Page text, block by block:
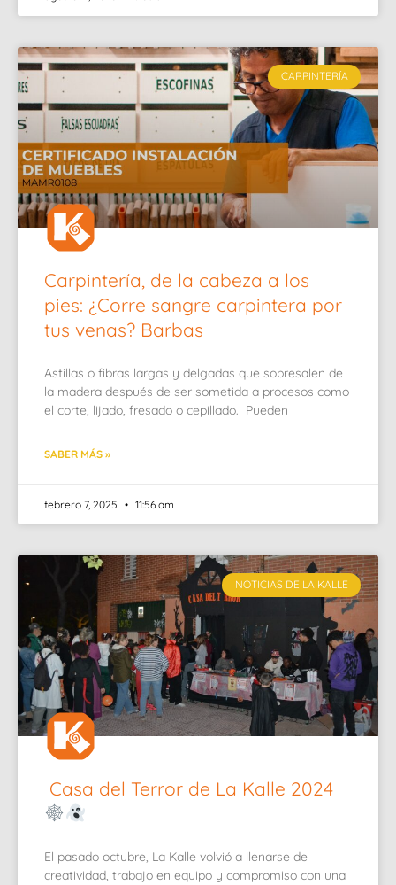
CARPINTERÍA
Carpintería, de la cabeza a los
pies: ¿Corre sangre carpintera por
tus venas? Barbas
Astillas o fibras largas y delgadas que sobresalen de
la madera después de ser sometida a procesos como
el corte, lijado, fresado o cepillado. Pueden
SABER MÁS »
febrero 7, 2025 11:56 am
NOTICIAS DE LA KALLE
Casa del Terror de La Kalle 2024
El pasado octubre, La Kalle volvió a llenarse de
creatividad, trabajo en equipo y compromiso con una